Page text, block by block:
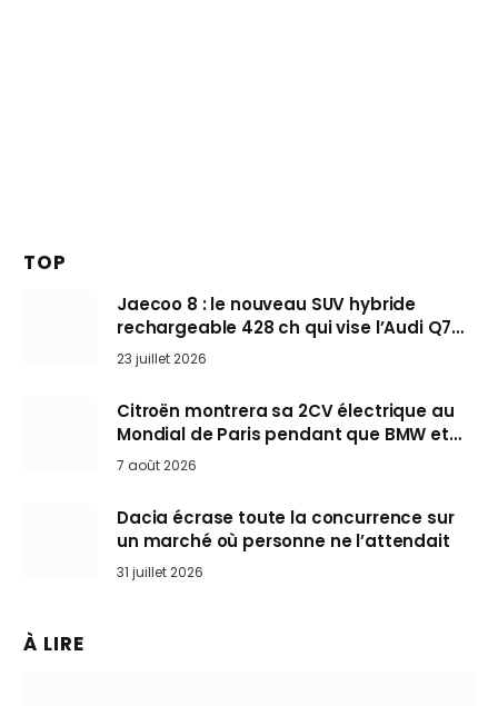
TOP
Jaecoo 8 : le nouveau SUV hybride
rechargeable 428 ch qui vise l’Audi Q7
arrive en Europe cet automne
23 juillet 2026
Citroën montrera sa 2CV électrique au
Mondial de Paris pendant que BMW et
Mini désertent le salon
7 août 2026
Dacia écrase toute la concurrence sur
un marché où personne ne l’attendait
31 juillet 2026
À LIRE